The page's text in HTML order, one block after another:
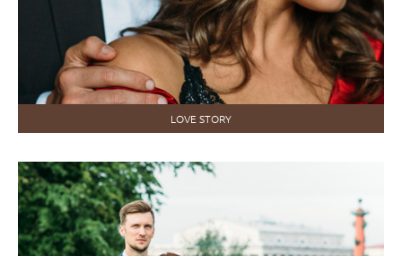
LOVE STORY